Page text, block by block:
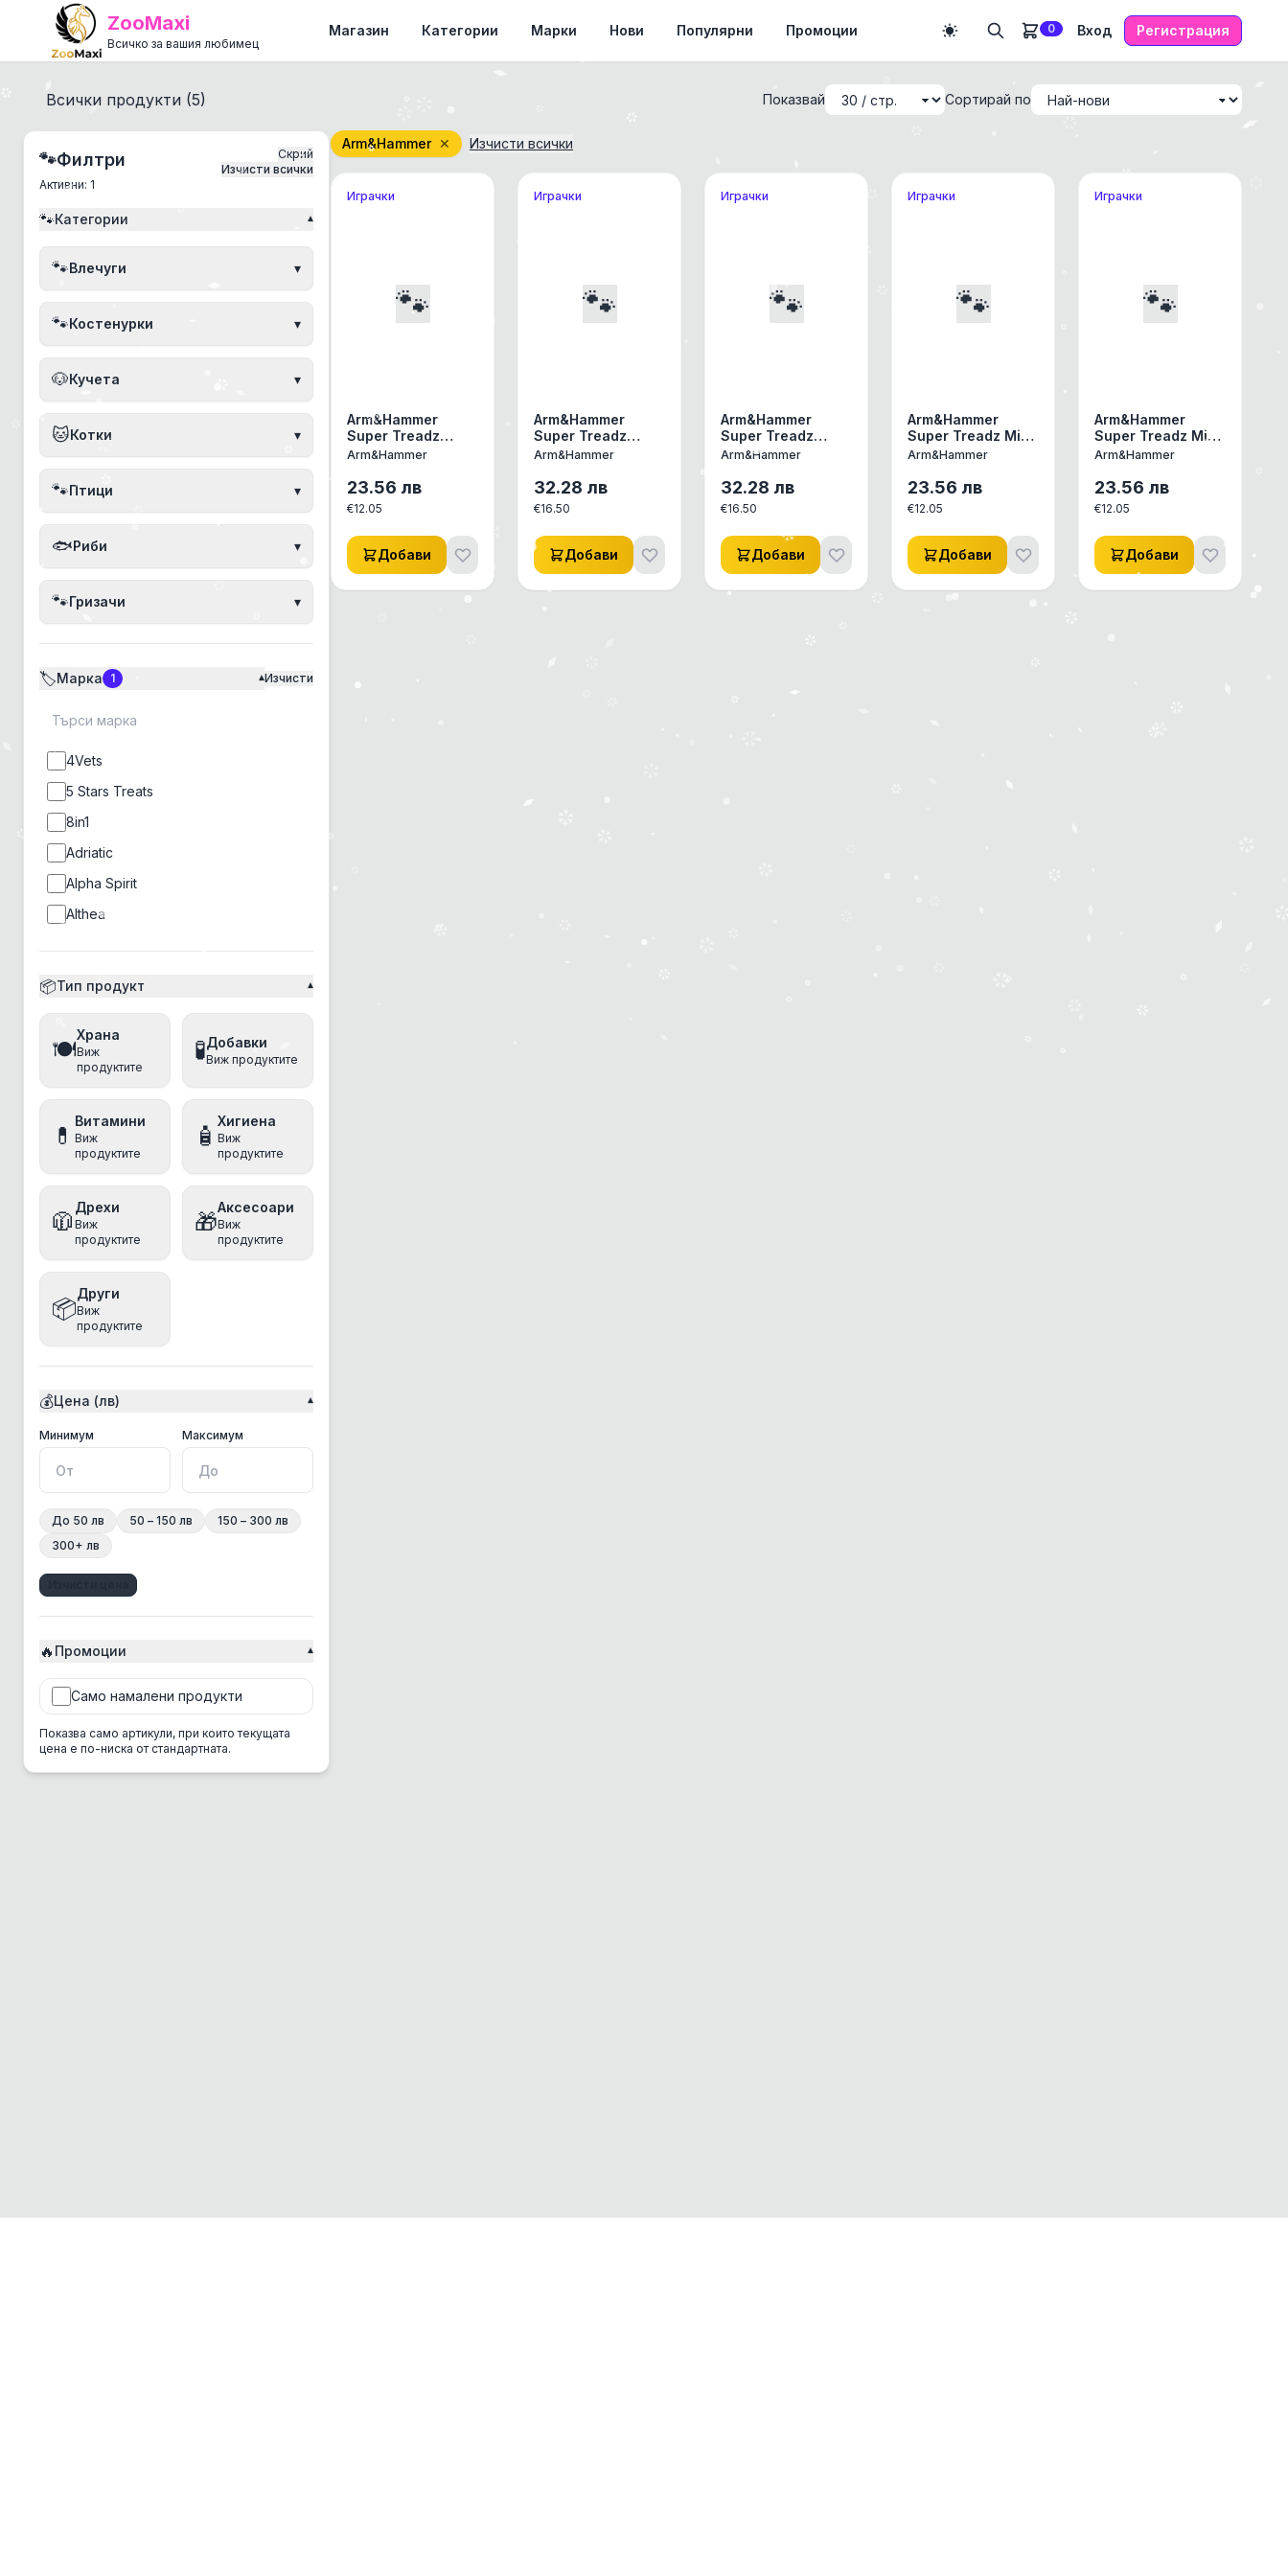
ZooMaxi
Всичко за вашия любимец
Магазин Категории Марки Нови Популярни Промоции 0 Вход Регистрация
Всички продукти (5) Показвай Сортирай по
🐾Филтри
Активни: 1
Скрий
Изчисти всички
🐾Категории ▾
🐾Влечуги ▾
🐾Костенурки ▾
🐶Кучета ▾
🐱Котки ▾
🐾Птици ▾
🐟Риби ▾
🐾Гризачи ▾
🏷️Марка 1 ▾Изчисти
4Vets
5 Stars Treats
8in1
Adriatic
Alpha Spirit
Althea
Anima
Animonda
anipro
Antos
Applaws
Aquatec
Arm&Hammer
Athena
Bea
Best Clean
BonaCibo
BRAAAF
Bravery
Brit
Chicopee
Chris Christensen
Churu Rolls
CosyFlock
Croci
CSI Floor&Surface
CSI Urine
Danube
📦Тип продукт ▾
🍽️
Храна
Виж
продуктите
🧪Добавки
Виж продуктите
💊
Витамини
Виж
продуктите
🧴
Хигиена
Виж
продуктите
🧥
Дрехи
Виж
продуктите
🎁
Аксесоари
Виж
продуктите
📦
Други
Виж
продуктите
💰Цена (лв) ▾
Минимум Минимална ценаМаксимум
До 50 лв 50 – 150 лв
150 – 300 лв
300+ лв
🔥 Промоции ▾
Само намалени продукти
Показва само артикули, при които текущата
цена е по-ниска от стандартната.
Arm&Hammer ✕ Изчисти всички
Играчки
🐾
Arm&Hammer
Super Treadz
Blowfish Играчка
Балон
Arm&Hammer
23.56 лв
€12.05
Добави
Играчки
🐾
Arm&Hammer
Super Treadz
Gorilla Играчка за
Голяма
Arm&Hammer
32.28 лв
€16.50
Добави
Играчки
🐾
Arm&Hammer
Super Treadz
Gator Играчка за
Голям
Arm&Hammer
32.28 лв
€16.50
Добави
Играчки
🐾
Arm&Hammer
Super Treadz Mini
Gorilla Играчка за
малка
Arm&Hammer
23.56 лв
€12.05
Добави
Играчки
🐾
Arm&Hammer
Super Treadz Mini
Gator Играчка за
малък
Arm&Hammer
23.56 лв
€12.05
Добави